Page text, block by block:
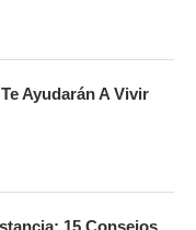
Ayudarán A Vivir